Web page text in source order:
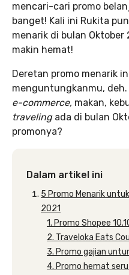
mencari-cari promo
banget! Kali ini Rukita
menarik di bulan Oktober
makin hemat!
Deretan promo menarik
menguntungkanmu,
e-commerce, makan,
travelingada di bulan
promonya?
Dalam artikel ini
5 Promo Menarik
2021
1. Promo Shopee
2. Traveloka Eats
3. Promo gajian
4. Promo hemat seru